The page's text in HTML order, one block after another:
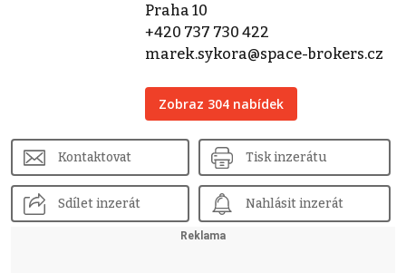
Praha 10
+420 737 730 422
marek.sykora@space-brokers.cz
Zobraz 304 nabídek
Kontaktovat Tisk inzerátu
Sdílet inzerát Nahlásit inzerát